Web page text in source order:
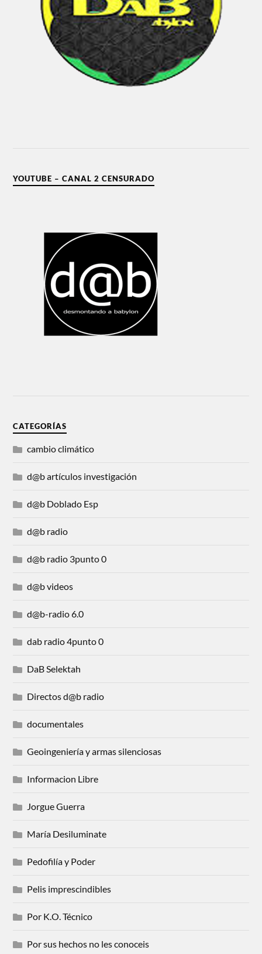
YOUTUBE – CANAL 2 CENSURADO
CATEGORÍAS
cambio climático
d@b artículos investigación
d@b Doblado Esp
d@b radio
d@b radio 3punto 0
d@b videos
d@b-radio 6.0
dab radio 4punto 0
DaB Selektah
Directos d@b radio
documentales
Geoingeniería y armas silenciosas
Informacion Libre
Jorgue Guerra
María Desiluminate
Pedofilía y Poder
Pelis imprescindibles
Por K.O. Técnico
Por sus hechos no les conoceis